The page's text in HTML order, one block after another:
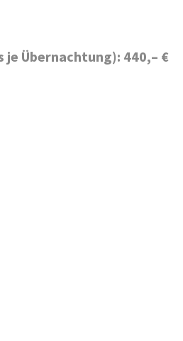
Übernachtung): 440,– €